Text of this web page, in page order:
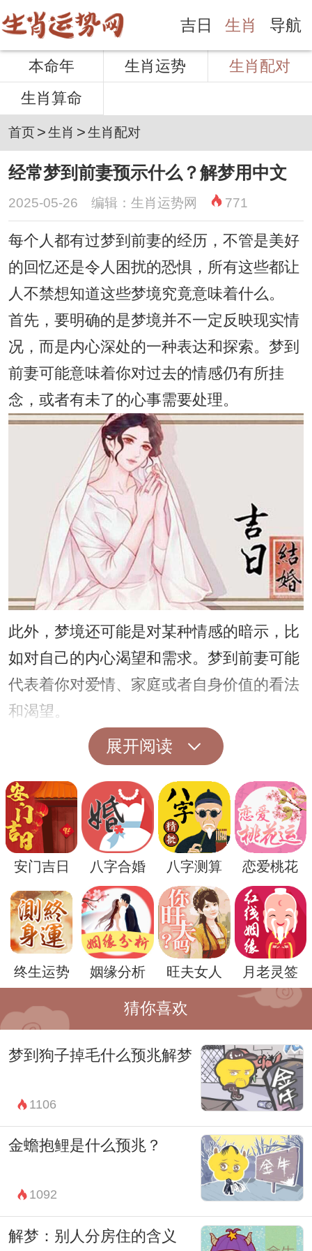
吉日 生肖 导航
本命年 生肖运势
生肖配对
生肖算命
首页>生肖 >生肖配对
经常梦到前妻预示什么？解梦用中文
2025-05-26 编辑：生肖运势网 771
每个人都有过梦到前妻的经历，不管是美好
的回忆还是令人困扰的恐惧，所有这些都让
人不禁想知道这些梦境究竟意味着什么。
首先，要明确的是梦境并不一定反映现实情
况，而是内心深处的一种表达和探索。梦到
前妻可能意味着你对过去的情感仍有所挂
念，或者有未了的心事需要处理。
此外，梦境还可能是对某种情感的暗示，比
如对自己的内心渴望和需求。梦到前妻可能
代表着你对爱情、家庭或者自身价值的看法
和渴望。
另一方面，梦到前妻也可能反映出你内心的
某种焦虑或者恐惧。也许是对过去的错误和
遗憾的担忧，或者是对未来的不确定感的表
达。
如果你经常梦到前妻，不妨试着倾听自己内
心的声音，去理解这些梦境所代表的意义。
也许这是一个机会，让你更深入地了解自己
的内心世界和情感需要。
总而言之，梦到前妻并不一定意味着什么具
体的事情，而是对内心情感和需求的一种表
达。重要的是要倾听自己的内心，理解自己
的情感，并据此做出积极的反应和处理。
展开阅读
安门吉日 八字合婚 八字测算 恋爱桃花
终生运势 姻缘分析 旺夫女人 月老灵签
猜你喜欢
梦到狗子掉毛什么预兆解梦
1106
金蟾抱鲤是什么预兆？
1092
解梦：别人分房住的含义